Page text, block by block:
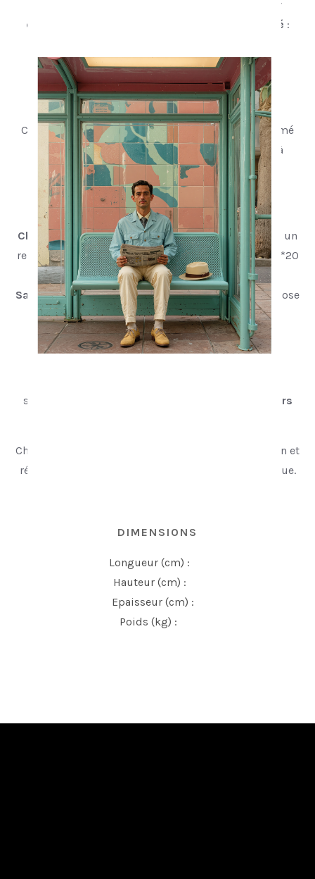
papier
conserve la matière
Dibond assure la stabilité :
robustesse.
Certificat
Certificat d’authenticitésigné et numéroté , imprimé
papier Museum Etching Hahnemühle 350g
à
texture marquée.
Options de fixation
Châssis rentrant :invisible une fois accroché, pour un
rendu flottant mural. Visserie non fournie. Taille : 44*20
mm
Sans fixations: Pour encadrement sur mesure ou pose
libre.
Livraison
soigneusement emballée.
Délai estimé : 8 à 14 jours
Chaque tirage fige un instant silencieux, entre fiction et
réalité, dans une palette pastel et cinématographique.
DIMENSIONS
Longueur (cm) :
Hauteur (cm) :
Epaisseur (cm) :
Poids (kg) :